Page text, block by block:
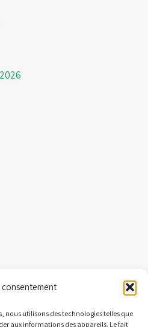
consentement
nous utilisons des technologies telles que
aux informations des appareils. Le fait